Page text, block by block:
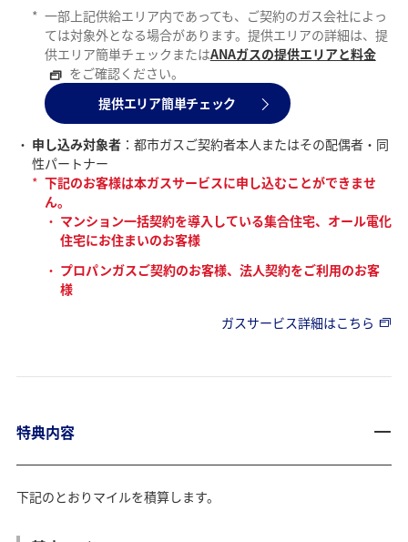
* 一部上記供給エリア内であっても、ご契約のガス会社によっ
ては対象外となる場合があります。提供エリアの詳細は、提
供エリア簡単チェックまたはANAガスの提供エリアと料金
をご確認ください。
提供エリア簡単チェック
申し込み対象者：都市ガスご契約者本人またはその配偶者・同
性パートナー
* 下記のお客様は本ガスサービスに申し込むことができませ
ん。
マンション一括契約を導入している集合住宅、オール電化
住宅にお住まいのお客様
プロパンガスご契約のお客様、法人契約をご利用のお客
様
ガスサービス詳細はこちら
特典内容
下記のとおりマイルを積算します。